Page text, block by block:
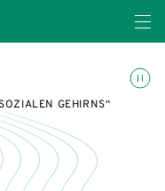
Menü
GEHIRNS“